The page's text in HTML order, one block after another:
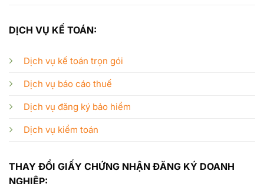
DỊCH VỤ KẾ TOÁN:
Dịch vụ kế toán trọn gói
Dịch vụ báo cáo thuế
Dịch vụ đăng ký bảo hiểm
Dịch vụ kiểm toán
THAY ĐỔI GIẤY CHỨNG NHẬN ĐĂNG KÝ DOANH
NGHIỆP: